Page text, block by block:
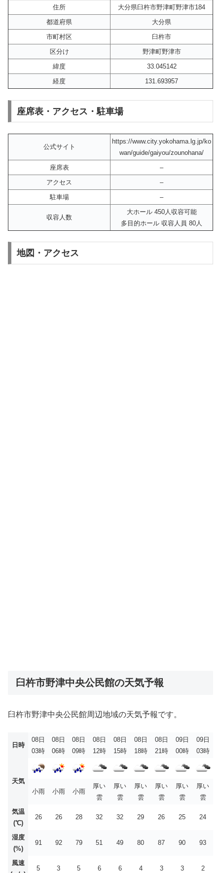
住所
大分県臼杵市野津町野津市184
都道府県
大分県
市町村区
臼杵市
区分け
野津町野津市
緯度
33.045142
経度
131.693957
座席表・アクセス・駐車場
公式サイト
https://www.city.yokohama.lg.jp/ko
wan/guide/gaiyou/zounohana/
座席表
–
アクセス
–
駐車場
–
収容人数
大ホール 450人収容可能
多目的ホール 収容人員 80人
地図・アクセス
臼杵市野津中央公民館の天気予報
臼杵市野津中央公民館周辺地域の天気予報です。
日時
08日
03時
08日
06時
08日
09時
08日
12時
08日
15時
08日
18時
08日
21時
09日
00時
09日
03時
天気
小雨
小雨 小雨
厚い
雲
厚い
雲
厚い
雲
厚い
雲
厚い
雲
厚い
雲
気温
(℃)
26 26 28 32 32 29 26 25 24
湿度
(%)
91 92 79 51 49 80 87 90 93
風速
5 3 5 6 6 4 3 3 2